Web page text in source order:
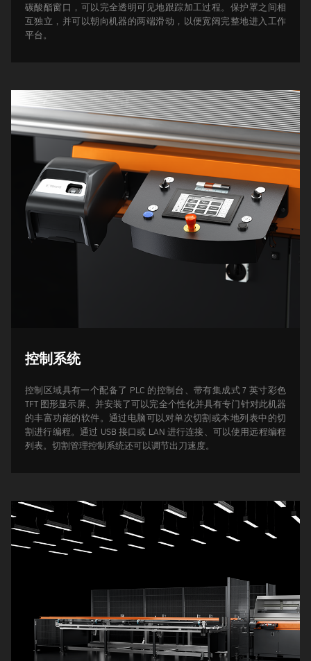
碳酸酯窗口，可以完全透明可见地跟踪加工过程。 保护罩之间相
互独立，并可以朝向机器的两端滑动，以便宽阔完整地进入工作
平台。
控制系统
控制区域具有一个配备了 PLC 的控制台、带有集成式 7 英寸彩色
TFT 图形显示屏、并安装了可以完全个性化并具有专门针对此机器
的丰富功能的软件。通过电脑可以对单次切割或本地列表中的切
割进行编程。通过 USB 接口或 LAN 进行连接、可以使用远程编程
列表。 切割管理控制系统还可以调节出刀速度。